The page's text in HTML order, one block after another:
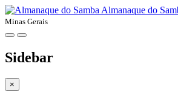
Almanaque do
Minas Gerais
Sidebar
×